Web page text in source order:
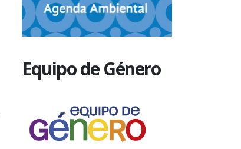
Equipo de Género